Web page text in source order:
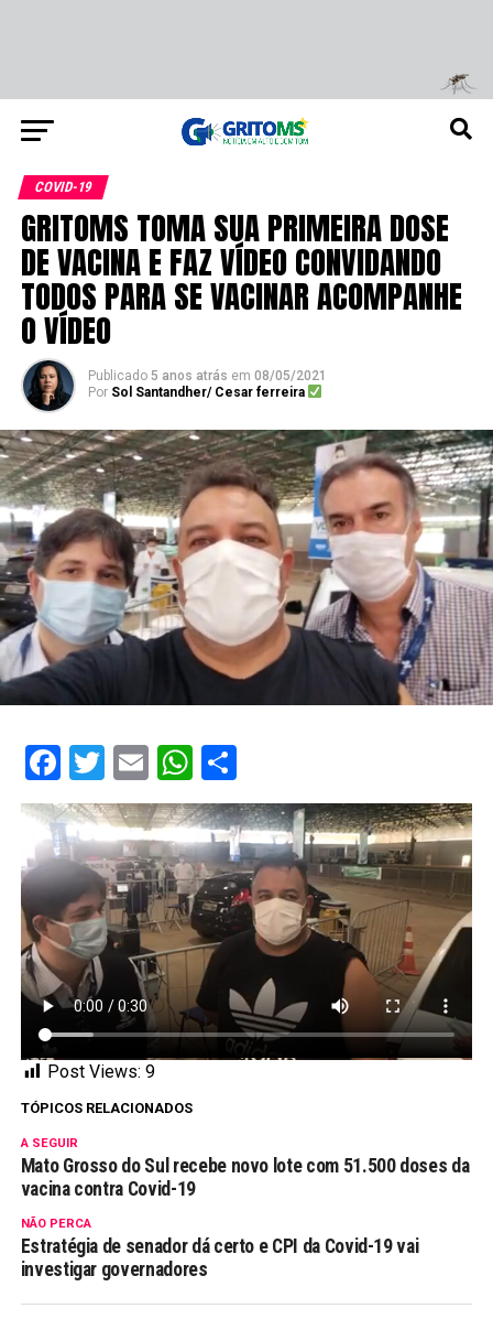
COVID-19
GRITOMS TOMA SUA PRIMEIRA DOSE
DE VACINA E FAZ VÍDEO CONVIDANDO
TODOS PARA SE VACINAR ACOMPANHE
O VÍDEO
Publicado 5 anos atrás em 08/05/2021
Por Sol Santandher/ Cesar ferreira
Facebook
Twitter
EmailWhatsApp
Share
Post Views: 9
TÓPICOS RELACIONADOS
A SEGUIR
Mato Grosso do Sul recebe novo lote com 51.500 doses da
vacina contra Covid-19
NÃO PERCA
Estratégia de senador dá certo e CPI da Covid-19 vai
investigar governadores